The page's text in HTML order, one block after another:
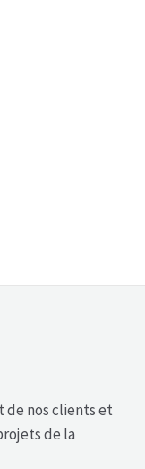
de nos clients et
de la